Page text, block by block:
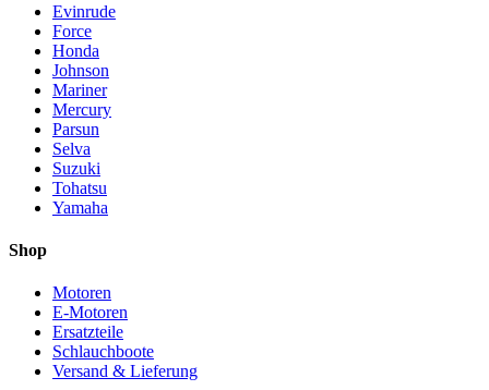
Evinrude
Force
Honda
Johnson
Mariner
Mercury
Parsun
Selva
Suzuki
Tohatsu
Yamaha
Shop
Motoren
E-Motoren
Ersatzteile
Schlauchboote
Versand & Lieferung